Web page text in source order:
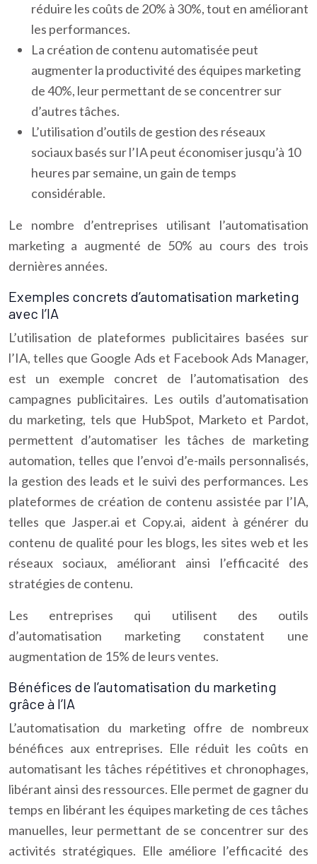
réduire les coûts de 20% à 30%, tout en améliorant
les performances.
La création de contenu automatisée peut
augmenter la productivité des équipes marketing
de 40%, leur permettant de se concentrer sur
d’autres tâches.
L’utilisation d’outils de gestion des réseaux
sociaux basés sur l’IA peut économiser jusqu’à 10
heures par semaine, un gain de temps
considérable.
Le nombre d’entreprises utilisant l’automatisation
marketing a augmenté de 50% au cours des trois
dernières années.
Exemples concrets d’automatisation marketing
avec l’IA
L’utilisation de plateformes publicitaires basées sur
l’IA, telles que Google Ads et Facebook Ads Manager,
est un exemple concret de l’automatisation des
campagnes publicitaires. Les outils d’automatisation
du marketing, tels que HubSpot, Marketo et Pardot,
permettent d’automatiser les tâches de marketing
automation, telles que l’envoi d’e-mails personnalisés,
la gestion des leads et le suivi des performances. Les
plateformes de création de contenu assistée par l’IA,
telles que Jasper.ai et Copy.ai, aident à générer du
contenu de qualité pour les blogs, les sites web et les
réseaux sociaux, améliorant ainsi l’efficacité des
stratégies de contenu.
Les entreprises qui utilisent des outils
d’automatisation marketing constatent une
augmentation de 15% de leurs ventes.
Bénéfices de l’automatisation du marketing
grâce à l’IA
L’automatisation du marketing offre de nombreux
bénéfices aux entreprises. Elle réduit les coûts en
automatisant les tâches répétitives et chronophages,
libérant ainsi des ressources. Elle permet de gagner du
temps en libérant les équipes marketing de ces tâches
manuelles, leur permettant de se concentrer sur des
activités stratégiques. Elle améliore l’efficacité des